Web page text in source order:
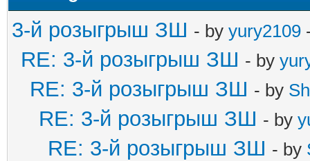
3-й розыгрыш ЗШ - by yury2109
RE: 3-й розыгрыш ЗШ - by
RE: 3-й розыгрыш ЗШ - by
RE: 3-й розыгрыш ЗШ - by
RE: 3-й розыгрыш ЗШ - by